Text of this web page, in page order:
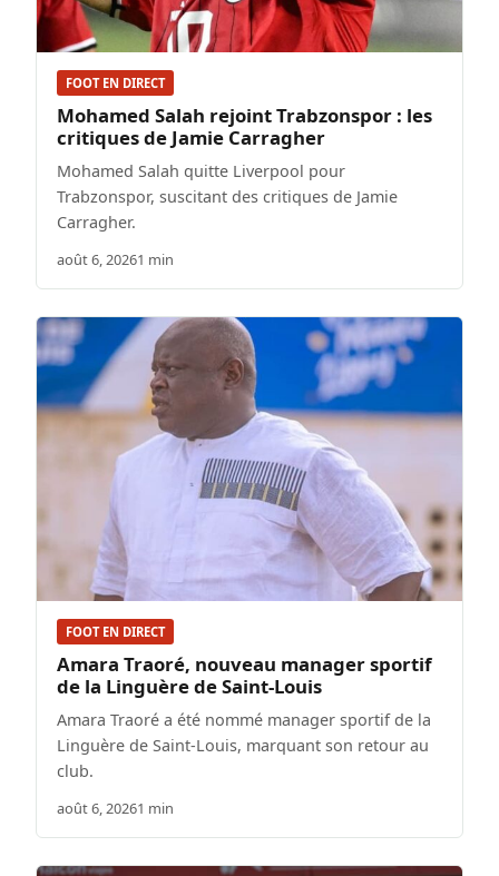
FOOT EN DIRECT
Mohamed Salah rejoint Trabzonspor : les
critiques de Jamie Carragher
Mohamed Salah quitte Liverpool pour
Trabzonspor, suscitant des critiques de Jamie
Carragher.
août 6, 20261 min
FOOT EN DIRECT
Amara Traoré, nouveau manager sportif
de la Linguère de Saint-Louis
Amara Traoré a été nommé manager sportif de la
Linguère de Saint-Louis, marquant son retour au
club.
août 6, 20261 min